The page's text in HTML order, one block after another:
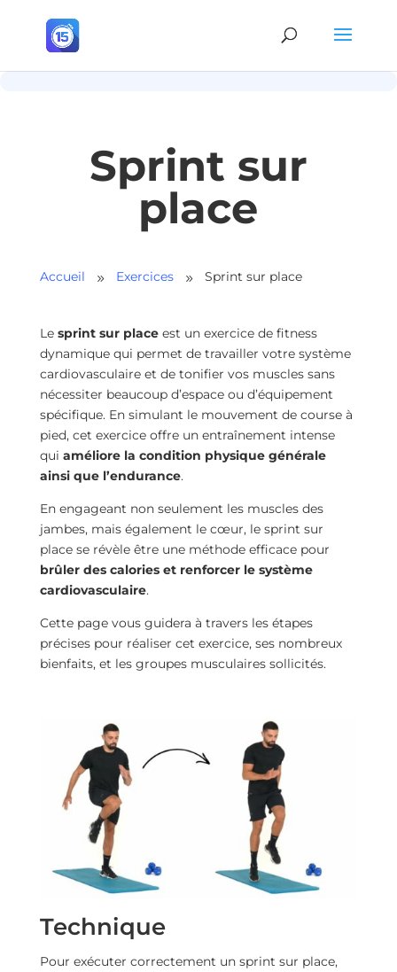
Sprint sur
place
Accueil 9 Exercices 9 Sprint sur place
Le sprint sur placeest un exercice de fitness
dynamique qui permet de travailler votre système
cardiovasculaire et de tonifier vos muscles sans
nécessiter beaucoup d’espace ou d’équipement
spécifique. En simulant le mouvement de course à
pied, cet exercice offre un entraînement intense
qui améliore la condition physique générale
ainsi que l’endurance.
En engageant non seulement les muscles des
jambes, mais également le cœur, le sprint sur
place se révèle être une méthode efficace pour
brûler des calories et renforcer le système
cardiovasculaire.
Cette page vous guidera à travers les étapes
précises pour réaliser cet exercice, ses nombreux
bienfaits, et les groupes musculaires sollicités.
Technique
Pour exécuter correctement un sprint sur place,